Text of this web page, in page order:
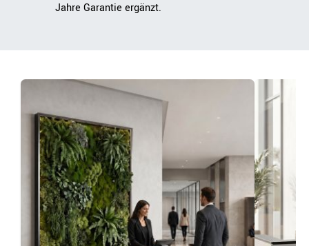
Jahre Garantie ergänzt.